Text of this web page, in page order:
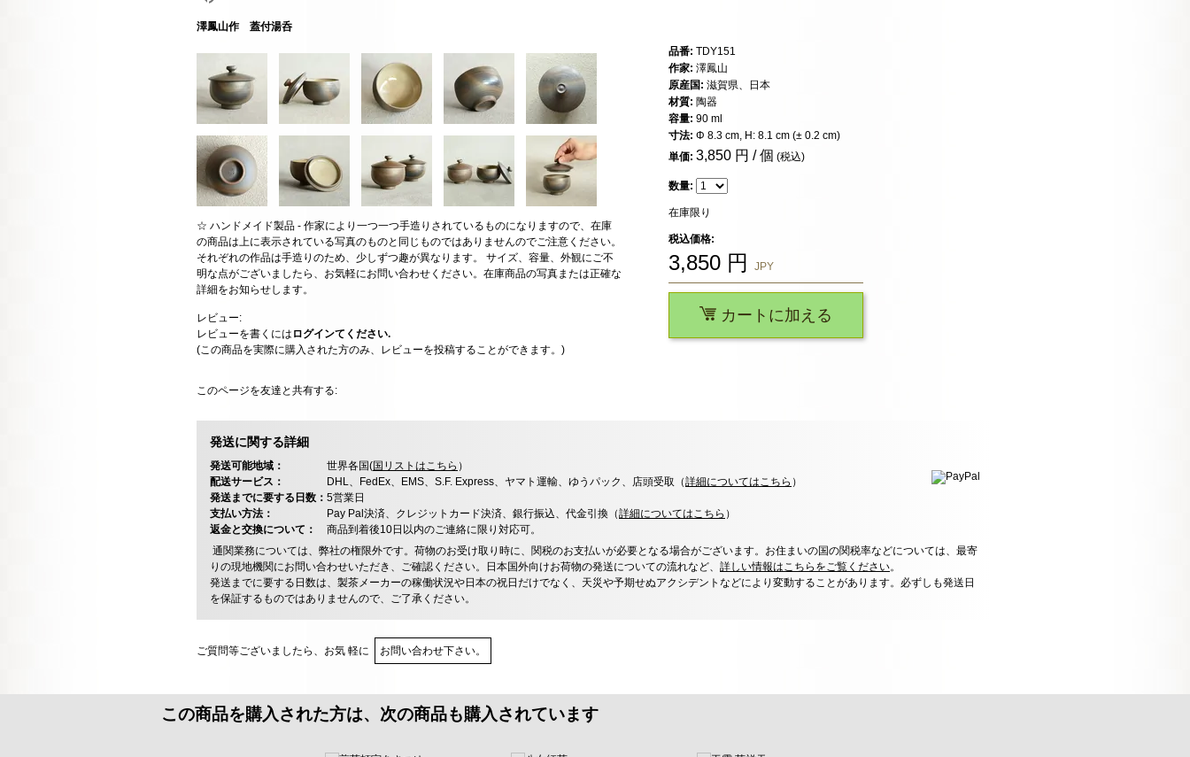
澤鳳山作 蓋付湯呑
☆ ハンドメイド製品 - 作家により一つ一つ手造りされているものになりますので、在庫
の商品は上に表示されている写真のものと同じものではありませんのでご注意ください。
それぞれの作品は手造りのため、少しずつ趣が異なります。 サイズ、容量、外観にご不
明な点がございましたら、お気軽にお問い合わせください。在庫商品の写真または正確な
詳細をお知らせします。
レビュー:
レビューを書くには ログインてください.
(この商品を実際に購入された方のみ、レビューを投稿することができます。)
このページを友達と共有する:
品番: TDY151
作家: 澤鳳山
原産国: 滋賀県、日本
材質: 陶器
容量: 90 ml
寸法: Φ 8.3 cm, H: 8.1 cm (± 0.2 cm)
単価: 3,850 円 / 個 (税込)
数量:
在庫限り
税込価格:
3,850 円 JPY
カートに加える
発送に関する詳細
発送可能地域： 世界各国(国リストはこちら ）
配送サービス：
DHL、FedEx、EMS、S.F. Express、ヤマト運輸、ゆうパック、店頭受取（詳細についてはこちら ）
発送までに要する日数： 5営業日
支払い方法：
Pay Pal決済、クレジットカード決済、銀行振込、代金引換（詳細についてはこちら ）
返金と交換について：
商品到着後10日以内のご連絡に限り対応可。
通関業務については、弊社の権限外です。荷物のお受け取り時に、関税のお支払いが必要となる場合がございます。お住まいの国の関税率などについては、最寄
りの現地機関にお問い合わせいただき、ご確認ください。日本国外向けお荷物の発送についての流れなど、 詳しい情報はこちらをご覧ください。
発送までに要する日数は、製茶メーカーの稼働状況や日本の祝日だけでなく、天災や予期せぬアクシデントなどにより変動することがあります。必ずしも発送日
を保証するものではありませんので、ご了承ください。
ご質問等ございましたら、お気 軽に お問い合わせ下さい。
この商品を購入された方は、次の商品も購入されています